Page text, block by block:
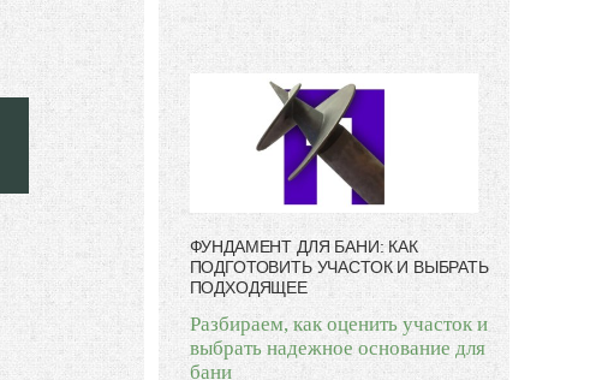
ФУНДАМЕНТ ДЛЯ БАНИ: КАК
ПОДГОТОВИТЬ УЧАСТОК И ВЫБРАТЬ
ПОДХОДЯЩЕЕ
Разбираем, как оценить участок и
выбрать надежное основание для
бани